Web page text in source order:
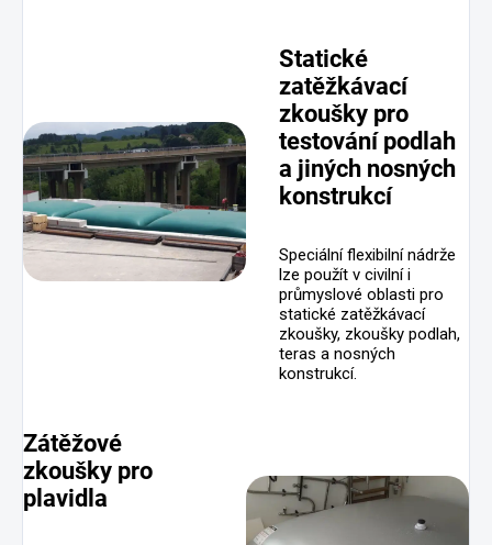
Statické
zatěžkávací
zkoušky pro
testování podlah
a jiných nosných
konstrukcí
Speciální flexibilní nádrže
lze použít v civilní i
průmyslové oblasti pro
statické zatěžkávací
zkoušky, zkoušky podlah,
teras a nosných
konstrukcí.
Zátěžové
zkoušky pro
plavidla